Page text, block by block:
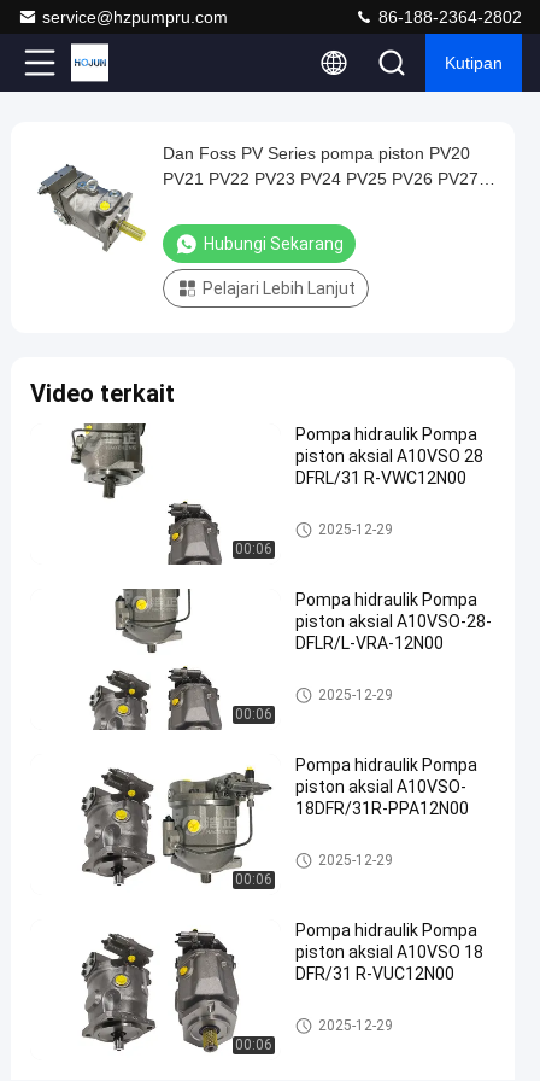
service@hzpumpru.com 86-188-2364-2802
Kutipan
Video
Dan
Foss
PV
PV21
PV22
PV23
piston
hidrolik
Pompa
hidrolik
2025-
03-27
pandangan
Hubungi
hidraulik
besi cor
Dan Foss PV Series pompa piston PV20
PV21 PV22 PV23 PV24 PV25 PV26 PV27
Hubungi Sekarang
Pelajari Lebih Lanjut
Video terkait
00:06
Pompa hidraulik Pompa
piston aksial A10VSO 28
DFRL/31 R-VWC12N00
Pompa hidrolik
2025-12-29
00:06
Pompa hidraulik Pompa
piston aksial A10VSO-28-
DFLR/L-VRA-12N00
Pompa hidrolik
2025-12-29
00:06
Pompa hidraulik Pompa
piston aksial A10VSO-
18DFR/31R-PPA12N00
Pompa hidrolik
2025-12-29
00:06
Pompa hidraulik Pompa
piston aksial A10VSO 18
DFR/31 R-VUC12N00
Pompa hidrolik
2025-12-29